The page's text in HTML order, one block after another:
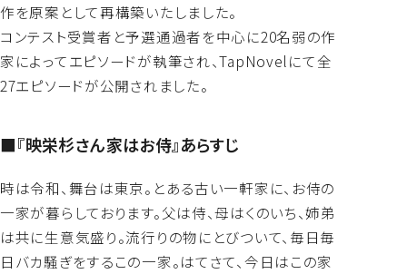
作を原案として再構築いたしました。
コンテスト受賞者と予選通過者を中心に20名弱の作
家によってエピソードが執筆され、TapNovelにて全
27エピソードが公開されました。
■『映栄杉さん家はお侍』あらすじ
時は令和、舞台は東京。とある古い一軒家に、お侍の
一家が暮らしております。父は侍、母はくのいち、姉弟
は共に生意気盛り。流行りの物にとびついて、毎日毎
日バカ騒ぎをするこの一家。はてさて、今日はこの家